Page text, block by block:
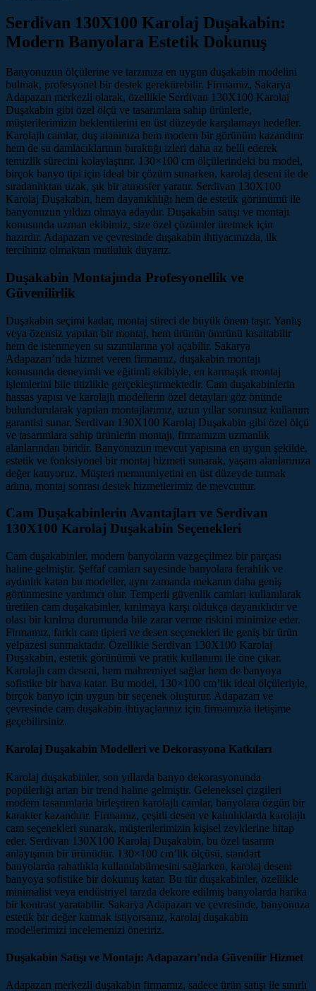
Serdivan 130X100 Karolaj Duşakabin:
Modern Banyolara Estetik Dokunuş
Banyonuzun ölçülerine ve tarzınıza en uygun duşakabin modelini
bulmak, profesyonel bir destek gerektirebilir. Firmamız, Sakarya
Adapazarı merkezli olarak, özellikle Serdivan 130X100 Karolaj
Duşakabin gibi özel ölçü ve tasarımlara sahip ürünlerle,
müşterilerimizin beklentilerini en üst düzeyde karşılamayı hedefler.
Karolajlı camlar, duş alanınıza hem modern bir görünüm kazandırır
hem de su damlacıklarının bıraktığı izleri daha az belli ederek
temizlik sürecini kolaylaştırır. 130×100 cm ölçülerindeki bu model,
birçok banyo tipi için ideal bir çözüm sunarken, karolaj deseni ile de
sıradanlıktan uzak, şık bir atmosfer yaratır. Serdivan 130X100
Karolaj Duşakabin, hem dayanıklılığı hem de estetik görünümü ile
banyonuzun yıldızı olmaya adaydır. Duşakabin satışı ve montajı
konusunda uzman ekibimiz, size özel çözümler üretmek için
hazırdır. Adapazarı ve çevresinde duşakabin ihtiyacınızda, ilk
tercihiniz olmaktan mutluluk duyarız.
Duşakabin Montajında Profesyonellik ve
Güvenilirlik
Duşakabin seçimi kadar, montaj süreci de büyük önem taşır. Yanlış
veya özensiz yapılan bir montaj, hem ürünün ömrünü kısaltabilir
hem de istenmeyen su sızıntılarına yol açabilir. Sakarya
Adapazarı’nda hizmet veren firmamız, duşakabin montajı
konusunda deneyimli ve eğitimli ekibiyle, en karmaşık montaj
işlemlerini bile titizlikle gerçekleştirmektedir. Cam duşakabinlerin
hassas yapısı ve karolajlı modellerin özel detayları göz önünde
bulundurularak yapılan montajlarımız, uzun yıllar sorunsuz kullanım
garantisi sunar. Serdivan 130X100 Karolaj Duşakabin gibi özel ölçü
ve tasarımlara sahip ürünlerin montajı, firmamızın uzmanlık
alanlarından biridir. Banyonuzun mevcut yapısına en uygun şekilde,
estetik ve fonksiyonel bir montaj hizmeti sunarak, yaşam alanlarınıza
değer katıyoruz. Müşteri memnuniyetini en üst düzeyde tutmak
adına, montaj sonrası destek hizmetlerimiz de mevcuttur.
Cam Duşakabinlerin Avantajları ve Serdivan
130X100 Karolaj Duşakabin Seçenekleri
Cam duşakabinler, modern banyoların vazgeçilmez bir parçası
haline gelmiştir. Şeffaf camları sayesinde banyolara ferahlık ve
aydınlık katan bu modeller, aynı zamanda mekanın daha geniş
görünmesine yardımcı olur. Temperli güvenlik camları kullanılarak
üretilen cam duşakabinler, kırılmaya karşı oldukça dayanıklıdır ve
olası bir kırılma durumunda bile zarar verme riskini minimize eder.
Firmamız, farklı cam tipleri ve desen seçenekleri ile geniş bir ürün
yelpazesi sunmaktadır. Özellikle Serdivan 130X100 Karolaj
Duşakabin, estetik görünümü ve pratik kullanımı ile öne çıkar.
Karolajlı cam deseni, hem mahremiyet sağlar hem de banyoya
sofistike bir hava katar. Bu model, 130×100 cm’lik ideal ölçüleriyle,
birçok banyo için uygun bir seçenek oluşturur. Adapazarı ve
çevresinde cam duşakabin ihtiyaçlarınız için firmamızla iletişime
geçebilirsiniz.
Karolaj Duşakabin Modelleri ve Dekorasyona Katkıları
Karolaj duşakabinler, son yıllarda banyo dekorasyonunda
popülerliği artan bir trend haline gelmiştir. Geleneksel çizgileri
modern tasarımlarla birleştiren karolajlı camlar, banyolara özgün bir
karakter kazandırır. Firmamız, çeşitli desen ve kalınlıklarda karolajlı
cam seçenekleri sunarak, müşterilerimizin kişisel zevklerine hitap
eder. Serdivan 130X100 Karolaj Duşakabin, bu özel tasarım
anlayışının bir ürünüdür. 130×100 cm’lik ölçüsü, standart
banyolarda rahatlıkla kullanılabilmesini sağlarken, karolaj deseni
banyoya sofistike bir dokunuş katar. Bu tür duşakabinler, özellikle
minimalist veya endüstriyel tarzda dekore edilmiş banyolarda harika
bir kontrast yaratabilir. Sakarya Adapazarı ve çevresinde, banyonuza
estetik bir değer katmak istiyorsanız, karolaj duşakabin
modellerimizi incelemenizi öneririz.
Duşakabin Satışı ve Montajı: Adapazarı’nda Güvenilir Hizmet
Adapazarı merkezli duşakabin firmamız, sadece ürün satışı ile sınırlı